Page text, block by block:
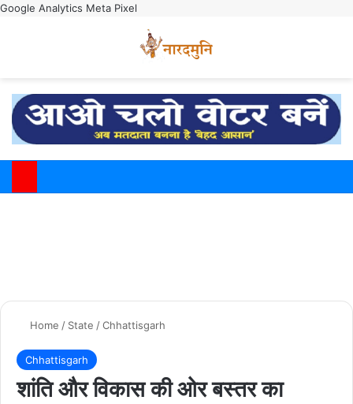
Google Analytics Meta Pixel
Home / State /Chhattisgarh
Chhattisgarh
शांति और विकास की ओर बस्तर का